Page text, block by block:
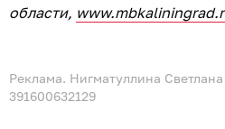
области,
Реклама. Нигматуллина
391600632129